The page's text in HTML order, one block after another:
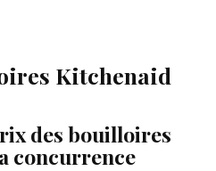
Kitchenaid
des bouilloires
concurrence